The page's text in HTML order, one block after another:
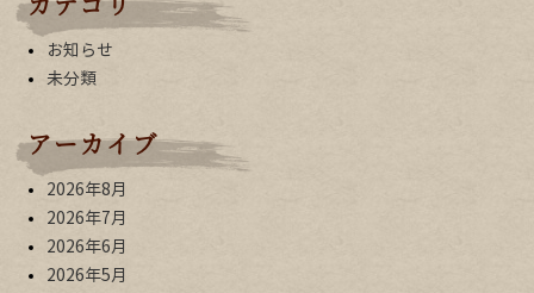
お知らせ
未分類
アーカイブ
2026年8月
2026年7月
2026年6月
2026年5月